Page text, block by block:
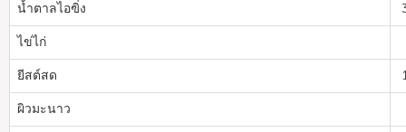
น้ำตาลไอฃิ่ง
ไข่ไก่
ยีสต์สด
ผิวมะนาว